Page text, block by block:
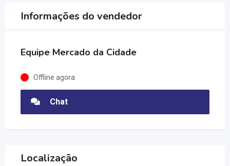
Informações do vendedor
Equipe Mercado da Cidade
Offline agora
Chat
Localização